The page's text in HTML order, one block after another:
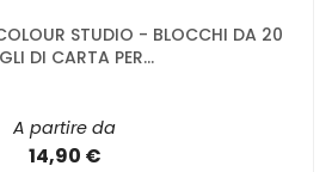
STUDIO - BLOCCHI DA 20
DI CARTA PER...
A partire da
14,90 €